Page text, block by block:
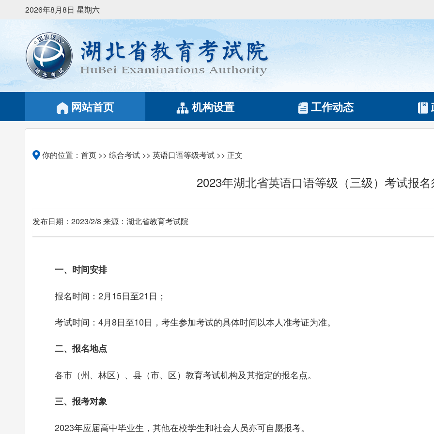
2026年8月8日 星期六
网站首页 机构设置 工作动态
你的位置： 首页 >> 综合考试 >> 英语口语等级考试 >> 正文
2023年湖北省英语口语等级（三级）考试报名
发布日期：2023/2/8 来源：湖北省教育考试院
一、时间安排
报名时间：2月15日至21日；
考试时间：4月8日至10日，考生参加考试的具体时间以本人准考证为准。
二、报名地点
各市（州、林区）、县（市、区）教育考试机构及其指定的报名点。
三、报考对象
2023年应届高中毕业生，其他在校学生和社会人员亦可自愿报考。